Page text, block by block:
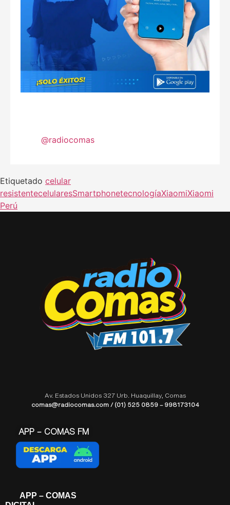
@radiocomas
Etiquetado celular
resistentecelularesSmartphonetecnologíaXiaomiXiaomi
Perú
Av. Estados Unidos 327 Urb. Huaquillay, Comas
comas@radiocomas.com / (01) 525 0859 – 998173104
APP – COMAS FM
APP – COMAS